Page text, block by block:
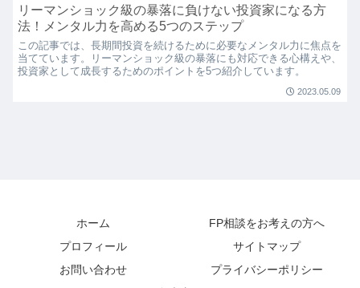
リーマンショック級の暴落に負けない投資家になる方
法！メンタル力を高める5つのステップ
この記事では、長期間投資を続けるために必要なメンタル力に焦点を
当てています。リーマンショック級の暴落にも対応できる心構えや、
投資家として成長するためのポイントを5つ紹介しています。
2023.05.09
ホーム
FP相談をお考えの方へ
プロフィール
サイトマップ
お問い合わせ
プライバシーポリシー